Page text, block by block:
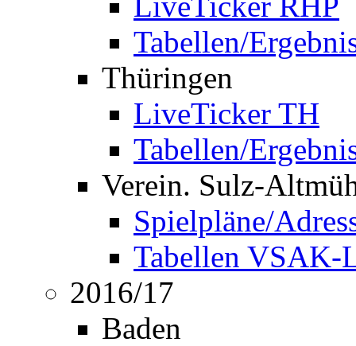
Tabellen/
Thüringen
LiveTicker TH
Tabellen/
Verein. Sulz-
Spielpläne/
Tabellen VSAK-
2016/17
Baden